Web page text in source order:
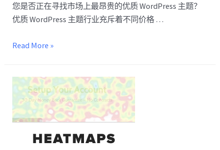
您是否正在寻找市场上最昂贵的优质 WordPress 主题？
优质 WordPress 主题行业充斥着不同价格 …
Read More »